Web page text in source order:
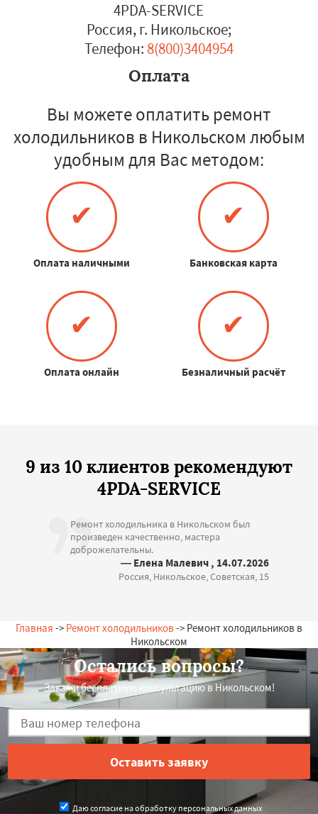
4PDA-SERVICE
Россия, г. Никольское;
Телефон: 8(800)3404954
Оплата
Вы можете оплатить ремонт
холодильников в Никольском любым
удобным для Вас методом:
✔
Оплата наличными
✔
Банковская карта
✔
Оплата онлайн
✔
Безналичный расчёт
9 из 10 клиентов рекомендуют
4PDA-SERVICE
Ремонт холодильника в Никольском был
произведен качественно, мастера
доброжелательны.
— Елена Малевич , 14.07.2026
Россия, Никольское, Советская, 15
Главная -> Ремонт холодильников -> Ремонт холодильников в
Никольском
Остались вопросы?
Закажи бесплатную консультацию в Никольском!
Даю согласие на обработку персональных данных